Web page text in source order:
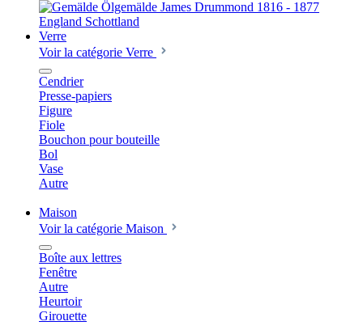
Verre
Voir la catégorie Verre
Cendrier
Presse-papiers
Figure
Fiole
Bouchon pour bouteille
Bol
Vase
Autre
Maison
Voir la catégorie Maison
Boîte aux lettres
Fenêtre
Autre
Heurtoir
Girouette